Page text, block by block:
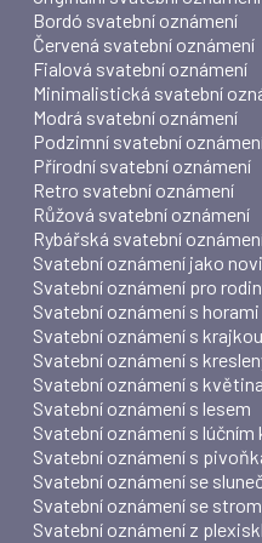
Bordó svatební oznámení
Červená svatební oznámení
Fialová svatební oznámení
Minimalistická svatební
Modrá svatební oznámení
Podzimní svatební
Přírodní svatební oznámení
Retro svatební oznámení
Růžová svatební oznámení
Rybářská svatební
Svatební oznámení jako
Svatební oznámení pro
Svatební oznámení s horami
Svatební oznámení s krajkou
Svatební oznámení s
Svatební oznámení s
Svatební oznámení s lesem
Svatební oznámení s lúčním
Svatební oznámení s
Svatební oznámení se
Svatební oznámení se
Svatební oznámení z